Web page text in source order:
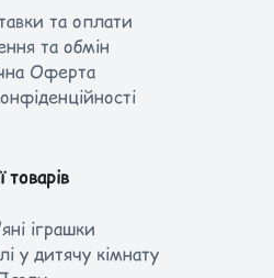
та оплати
та обмін
Оферта
товарів
іграшки
у дитячу кімнату